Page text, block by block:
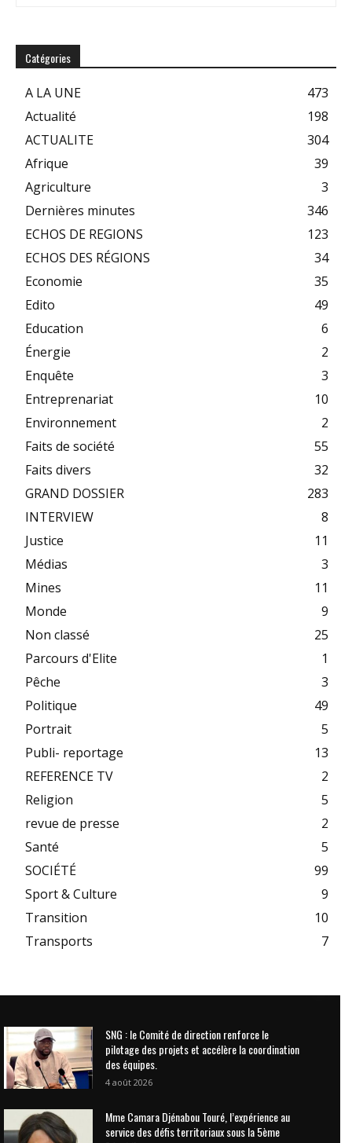
Catégories
A LA UNE
473
Actualité
198
ACTUALITE
304
Afrique
39
Agriculture
3
Dernières minutes
346
ECHOS DE REGIONS
123
ECHOS DES RÉGIONS
34
Economie
35
Edito
49
Education
6
Énergie
2
Enquête
3
Entreprenariat
10
Environnement
2
Faits de société
55
Faits divers
32
GRAND DOSSIER
283
INTERVIEW
8
Justice
11
Médias
3
Mines
11
Monde
9
Non classé
25
Parcours d'Elite
1
Pêche
3
Politique
49
Portrait
5
Publi- reportage
13
REFERENCE TV
2
Religion
5
revue de presse
2
Santé
5
SOCIÉTÉ
99
Sport & Culture
9
Transition
10
Transports
7
SNG : le Comité de direction renforce le
pilotage des projets et accélère la coordination
des équipes.
4 août 2026
Mme Camara Djénabou Touré, l’expérience au
service des défis territoriaux sous la 5ème